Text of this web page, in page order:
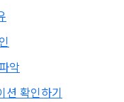
악
확인하기